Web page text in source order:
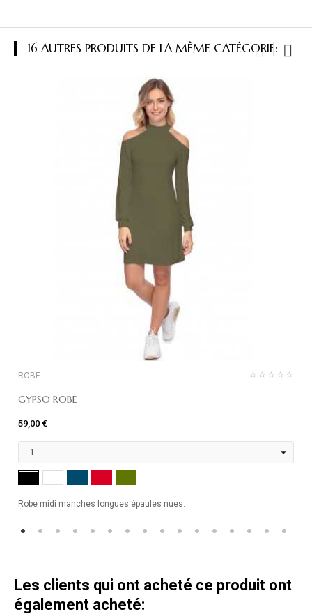
16 AUTRES PRODUITS DE LA MÊME CATÉGORIE:
ROBE
GYPSO ROBE
59,00 €
Robe midi manches longues épaules nues.
Les clients qui ont acheté ce produit ont
également acheté: